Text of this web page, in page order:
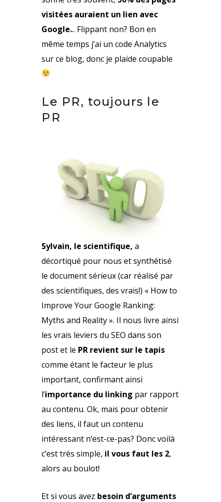
visitées auraient un lien avec
Google... Flippant non? Bon en
même temps j’ai un code Analytics
sur ce blog, donc je plaide coupable
Le PR, toujours le
PR
Sylvain, le scientifique, a
décortiqué pour nous et synthétisé
le document sérieux (car réalisé par
des scientifiques, des vrais!) « How to
Improve Your Google Ranking:
Myths and Reality ». Il nous livre ainsi
les vrais leviers du SEO dans son
post et le PR revient sur le tapis
comme étant le facteur le plus
important, confirmant ainsi
l’importance du linking par rapport
au contenu. Ok, mais pour obtenir
des liens, il faut un contenu
intéressant n’est-ce-pas? Donc voilà
c’est très simple, il vous faut les 2,
alors au boulot!
Et si vous avez besoin d’arguments